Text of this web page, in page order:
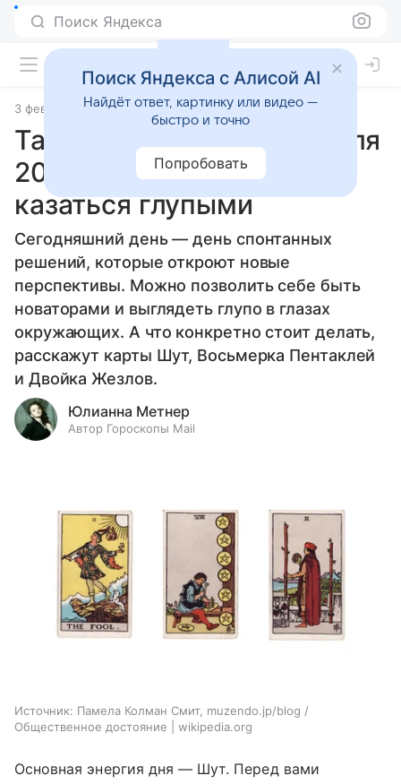
Поиск Яндекса
3 февраля 2026 Источник:Гороскопы Mail Статьи
Таро-прогноз на 4 февраля
2026 года: не бойтесь
казаться глупыми
Сегодняшний день — день спонтанных
решений, которые откроют новые
перспективы. Можно позволить себе быть
новаторами и выглядеть глупо в глазах
окружающих. А что конкретно стоит делать,
расскажут карты Шут, Восьмерка Пентаклей
и Двойка Жезлов.
Юлианна Метнер
Автор Гороскопы Mail
Источник: Памела Колман Смит, muzendo.jp/blog /
Общественное достояние | wikipedia.org
Основная энергия дня — Шут. Перед вами
Поиск Яндекса с Алисой AI
Найдёт ответ, картинку или видео —
быстро и точно
Попробовать